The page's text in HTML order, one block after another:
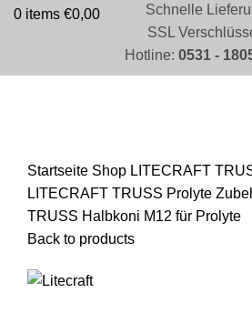
0 items €0,00
Schnelle
SSL
Hotline: 0531 -
Startseite Shop LITECRAFT
LITECRAFT TRUSS Prolyte
TRUSS Halbkoni M12 für Prolyte
Back to products